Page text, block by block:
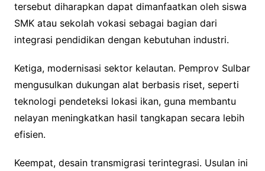
tersebut diharapkan dapat dimanfaatkan oleh siswa
SMK atau sekolah vokasi sebagai bagian dari
integrasi pendidikan dengan kebutuhan industri.
Ketiga, modernisasi sektor kelautan. Pemprov Sulbar
mengusulkan dukungan alat berbasis riset, seperti
teknologi pendeteksi lokasi ikan, guna membantu
nelayan meningkatkan hasil tangkapan secara lebih
efisien.
Keempat, desain transmigrasi terintegrasi. Usulan ini